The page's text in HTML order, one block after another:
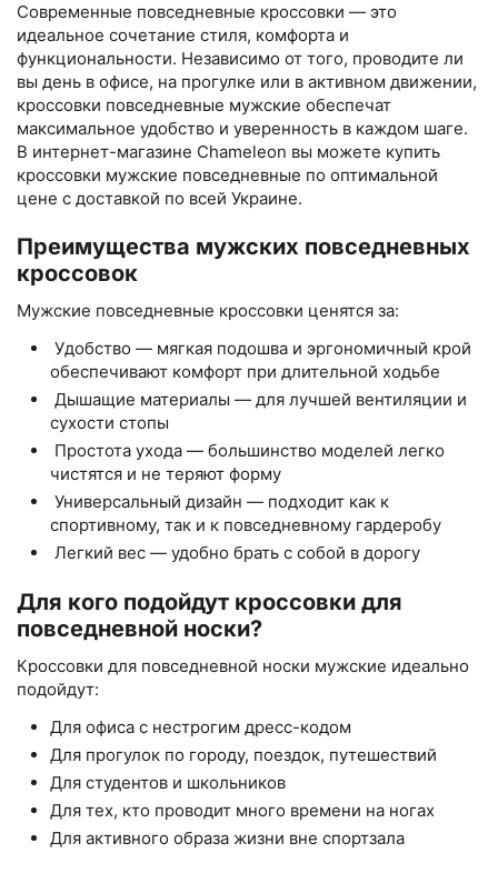
Современные повседневные кроссовки — это
идеальное сочетание стиля, комфорта и
функциональности. Независимо от того, проводите ли
вы день в офисе, на прогулке или в активном движении,
кроссовки повседневные мужские обеспечат
максимальное удобство и уверенность в каждом шаге.
В интернет-магазине Chameleon вы можете купить
кроссовки мужские повседневные по оптимальной
цене с доставкой по всей Украине.
Преимущества мужских повседневных
кроссовок
Мужские повседневные кроссовки ценятся за:
Удобство — мягкая подошва и эргономичный крой
обеспечивают комфорт при длительной ходьбе
Дышащие материалы — для лучшей вентиляции и
сухости стопы
Простота ухода — большинство моделей легко
чистятся и не теряют форму
Универсальный дизайн — подходит как к
спортивному, так и к повседневному гардеробу
Легкий вес — удобно брать с собой в дорогу
Для кого подойдут кроссовки для
повседневной носки?
Кроссовки для повседневной носки мужские идеально
подойдут:
Для офиса с нестрогим дресс-кодом
Для прогулок по городу, поездок, путешествий
Для студентов и школьников
Для тех, кто проводит много времени на ногах
Для активного образа жизни вне спортзала